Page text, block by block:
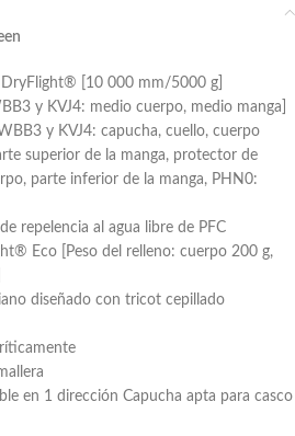
DryFlight® [10 000 mm/5000 g]
y KVJ4: medio cuerpo, medio manga]
y KVJ4: capucha, cuello, cuerpo
superior de la manga, protector de
parte inferior de la manga, PHN0:
repelencia al agua libre de PFC
Eco [Peso del relleno: cuerpo 200 g,
diseñado con tricot cepillado
en 1 dirección Capucha apta para casco